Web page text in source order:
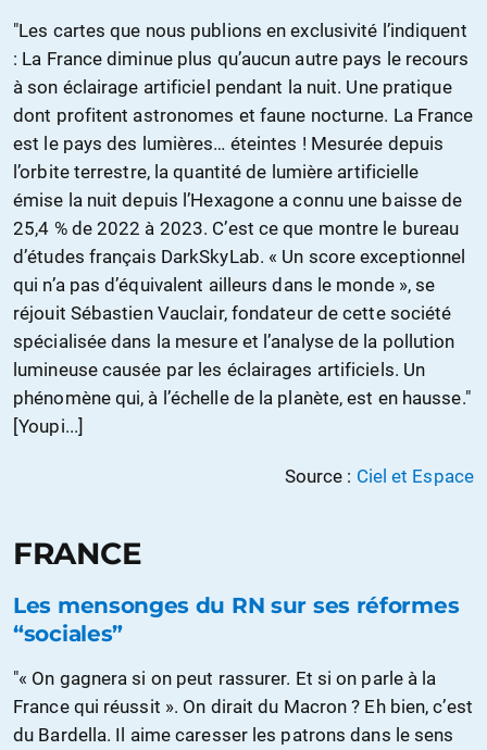
"Les cartes que nous publions en exclusivité l’indiquent
: La France diminue plus qu’aucun autre pays le recours
à son éclairage artificiel pendant la nuit. Une pratique
dont profitent astronomes et faune nocturne. La France
est le pays des lumières… éteintes ! Mesurée depuis
l’orbite terrestre, la quantité de lumière artificielle
émise la nuit depuis l’Hexagone a connu une baisse de
25,4 % de 2022 à 2023. C’est ce que montre le bureau
d’études français DarkSkyLab. « Un score exceptionnel
qui n’a pas d’équivalent ailleurs dans le monde », se
réjouit Sébastien Vauclair, fondateur de cette société
spécialisée dans la mesure et l’analyse de la pollution
lumineuse causée par les éclairages artificiels. Un
phénomène qui, à l’échelle de la planète, est en hausse."
[Youpi...]
Source : Ciel et Espace
FRANCE
Les mensonges du RN sur ses réformes
“sociales”
"« On gagnera si on peut rassurer. Et si on parle à la
France qui réussit ». On dirait du Macron ? Eh bien, c’est
du Bardella. Il aime caresser les patrons dans le sens